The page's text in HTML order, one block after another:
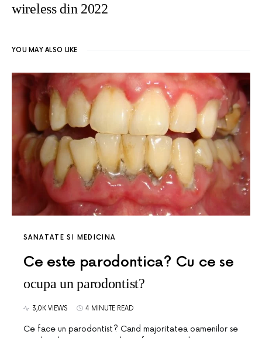
wireless din 2022
YOU MAY ALSO LIKE
SANATATE SI MEDICINA
Ce este parodontica? Cu ce se
ocupa un parodontist?
3,0K VIEWS 4 MINUTE READ
Ce face un parodontist? Cand majoritatea oamenilor se